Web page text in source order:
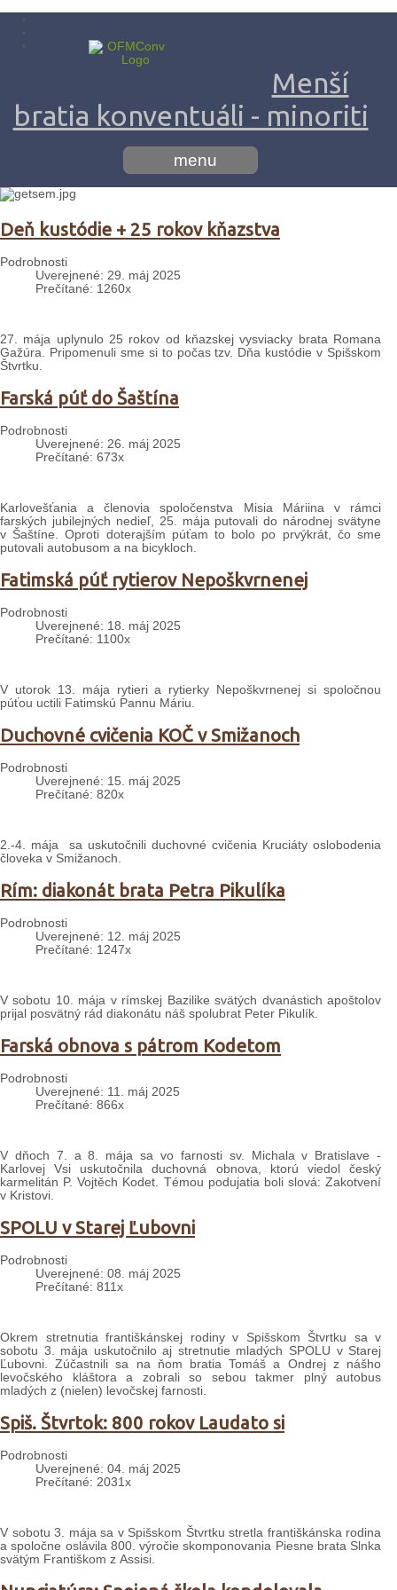
Menší
bratia konventuáli - minoriti
menu
Deň kustódie + 25 rokov kňazstva
Podrobnosti
Uverejnené: 29. máj 2025
Prečítané: 1260x
27. mája uplynulo 25 rokov od kňazskej vysviacky brata Romana
Gažúra. Pripomenuli sme si to počas tzv. Dňa kustódie v Spišskom
Štvrtku.
Farská púť do Šaštína
Podrobnosti
Uverejnené: 26. máj 2025
Prečítané: 673x
Karlovešťania a členovia spoločenstva Misia Máriina v rámci
farských jubilejných nedieľ, 25. mája putovali do národnej svätyne
v Šaštíne. Oproti doterajším púťam to bolo po prvýkrát, čo sme
putovali autobusom a na bicykloch.
Fatimská púť rytierov Nepoškvrnenej
Podrobnosti
Uverejnené: 18. máj 2025
Prečítané: 1100x
V utorok 13. mája rytieri a rytierky Nepoškvrnenej si spoločnou
púťou uctili Fatimskú Pannu Máriu.
Duchovné cvičenia KOČ v Smižanoch
Podrobnosti
Uverejnené: 15. máj 2025
Prečítané: 820x
2.-4. mája sa uskutočnili duchovné cvičenia Kruciáty oslobodenia
človeka v Smižanoch.
Rím: diakonát brata Petra Pikulíka
Podrobnosti
Uverejnené: 12. máj 2025
Prečítané: 1247x
V sobotu 10. mája v rímskej Bazilike svätých dvanástich apoštolov
prijal posvätný rád diakonátu náš spolubrat Peter Pikulík.
Farská obnova s pátrom Kodetom
Podrobnosti
Uverejnené: 11. máj 2025
Prečítané: 866x
V dňoch 7. a 8. mája sa vo farnosti sv. Michala v Bratislave -
Karlovej Vsi uskutočnila duchovná obnova, ktorú viedol český
karmelitán P. Vojtěch Kodet. Témou podujatia boli slová: Zakotvení
v Kristovi.
SPOLU v Starej Ľubovni
Podrobnosti
Uverejnené: 08. máj 2025
Prečítané: 811x
Okrem stretnutia františkánskej rodiny v Spišskom Štvrtku sa v
sobotu 3. mája uskutočnilo aj stretnutie mladých SPOLU v Starej
Ľubovni. Zúčastnili sa na ňom bratia Tomáš a Ondrej z nášho
levočského kláštora a zobrali so sebou takmer plný autobus
mladých z (nielen) levočskej farnosti.
Spiš. Štvrtok: 800 rokov Laudato si
Podrobnosti
Uverejnené: 04. máj 2025
Prečítané: 2031x
V sobotu 3. mája sa v Spišskom Štvrtku stretla františkánska rodina
a spoločne oslávila 800. výročie skomponovania Piesne brata Slnka
svätým Františkom z Assisi.